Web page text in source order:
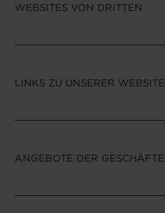
WEBSITES VON DRITTEN
LINKS ZU UNSERER WEBSITE
ANGEBOTE DER GESCHÄFTE